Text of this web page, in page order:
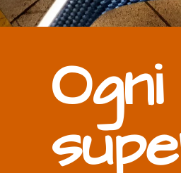
Ogni